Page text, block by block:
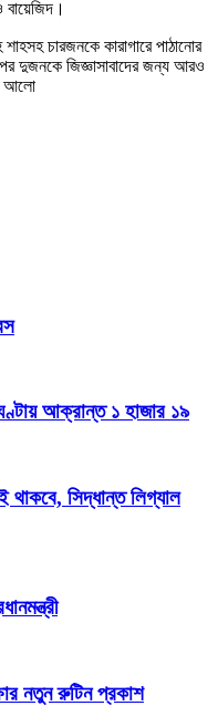
চারজনকে কারাগারে পাঠানোর
দুজনকে জিজ্ঞাসাবাদের জন্য আরও
আলো
আক্রান্ত ১ হাজার ১৯
সিদ্ধান্ত লিগ্যাল
নতুন রুটিন প্রকাশ